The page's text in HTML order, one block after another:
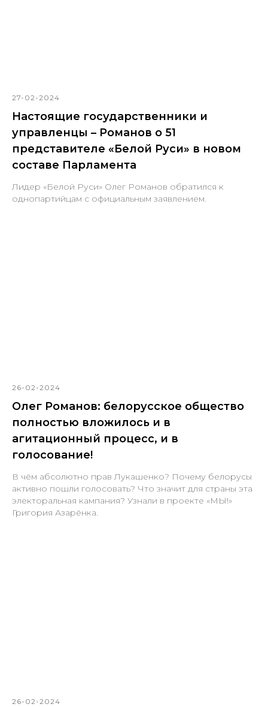
27-02-2024
Настоящие государственники и
управленцы – Романов о 51
представителе «Белой Руси» в новом
составе Парламента
Лидер «Белой Руси» Олег Романов обратился к
однопартийцам с официальным заявлением.
26-02-2024
Олег Романов: белорусское общество
полностью вложилось и в
агитационный процесс, и в
голосование!
В чём абсолютно прав Лукашенко? Почему белорусы
активно пошли голосовать? Что значит для страны эта
электоральная кампания? Узнали в проекте «МЫ!»
Григория Азарёнка.
26-02-2024